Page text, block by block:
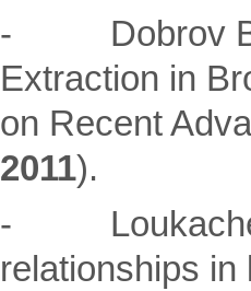
- Dobrov B.,
Extraction in
on Recent
2011).
-
relationships